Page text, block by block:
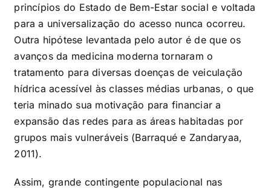
princípios do Estado de Bem-Estar social e voltada
para a universalização do acesso nunca ocorreu.
Outra hipótese levantada pelo autor é de que os
avanços da medicina moderna tornaram o
tratamento para diversas doenças de veiculação
hídrica acessível às classes médias urbanas, o que
teria minado sua motivação para financiar a
expansão das redes para as áreas habitadas por
grupos mais vulneráveis (Barraqué e Zandaryaa,
2011).
Assim, grande contingente populacional nas